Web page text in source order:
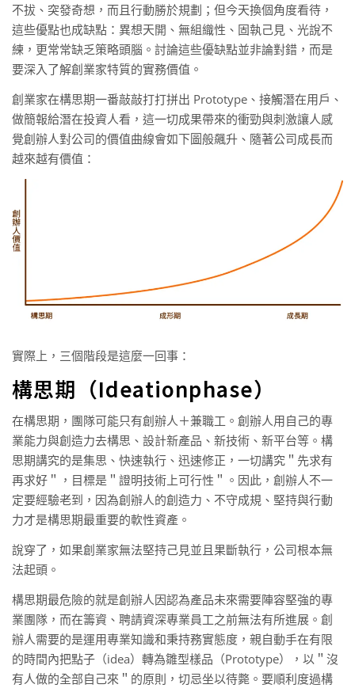
不拔、突發奇想，而且行動勝於規劃；但今天換個角度看待，
這些優點也成缺點：異想天開、無組織性、固執己見、光說不
練，更常常缺乏策略頭腦。討論這些優缺點並非論對錯，而是
要深入了解創業家特質的實務價值。
創業家在構思期一番敲敲打打拼出 Prototype、接觸潛在用戶、
做簡報給潛在投資人看，這一切成果帶來的衝勁與刺激讓人感
覺創辦人對公司的價值曲線會如下圖般飆升、隨著公司成長而
越來越有價值：
實際上，三個階段是這麼一回事：
構思期（Ideationphase）
在構思期，團隊可能只有創辦人＋兼職工。創辦人用自己的專
業能力與創造力去構思、設計新產品、新技術、新平台等。構
思期講究的是集思、快速執行、迅速修正，一切講究＂先求有
再求好＂，目標是＂證明技術上可行性＂。因此，創辦人不一
定要經驗老到，因為創辦人的創造力、不守成規、堅持與行動
力才是構思期最重要的軟性資產。
說穿了，如果創業家無法堅持己見並且果斷執行，公司根本無
法起頭。
構思期最危險的就是創辦人因認為產品未來需要陣容堅強的專
業團隊，而在籌資、聘請資深專業員工之前無法有所進展。創
辦人需要的是運用專業知識和秉持務實態度，親自動手在有限
的時間內把點子（idea）轉為雛型樣品（Prototype），以＂沒
有人做的全部自己來＂的原則，切忌坐以待斃。要順利度過構